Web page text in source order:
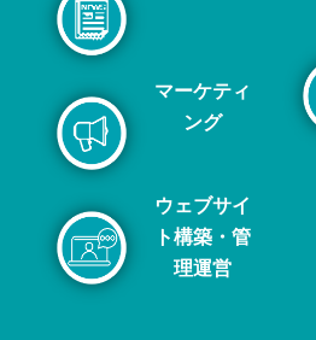
マーケティ
ング
ウェブサイ
ト構築・管
理運営